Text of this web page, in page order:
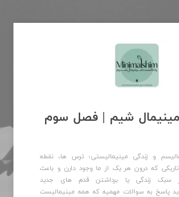
شیم | فصل سوم
و زندگی مینیمالیستی؛ ترس ها، نقطه
که درون هر یک از ما وجود دارن و باعث
سبک زندگی یا برداشتن قدم های جدید
پاسخ به سوالات مهمیه که همه مینیمالیست